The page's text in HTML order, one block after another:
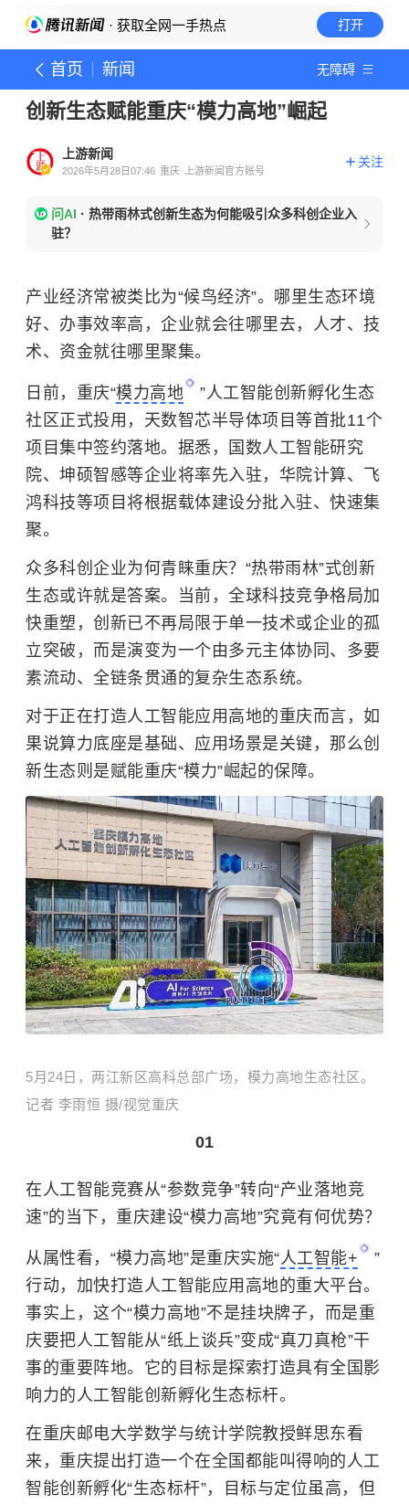
· 获取全网一手热点 打开
首页 新闻 无障碍
创新生态赋能重庆“模力高地”崛起
上游新闻
2026年5月28日07:46 重庆 上游新闻官方账号
关注
问AI · 热带雨林式创新生态为何能吸引众多科创企业入
驻？
产业经济常被类比为“候鸟经济”。哪里生态环境
好、办事效率高，企业就会往哪里去，人才、技
术、资金就往哪里聚集。
日前，重庆“模力高地
”人工智能创新孵化生态
社区正式投用，天数智芯半导体项目等首批11个
项目集中签约落地。据悉，国数人工智能研究
院、坤硕智感等企业将率先入驻，华院计算、飞
鸿科技等项目将根据载体建设分批入驻、快速集
聚。
众多科创企业为何青睐重庆？“热带雨林”式创新
生态或许就是答案。当前，全球科技竞争格局加
快重塑，创新已不再局限于单一技术或企业的孤
立突破，而是演变为一个由多元主体协同、多要
素流动、全链条贯通的复杂生态系统。
对于正在打造人工智能应用高地的重庆而言，如
果说算力底座是基础、应用场景是关键，那么创
新生态则是赋能重庆“模力”崛起的保障。
5月24日，两江新区高科总部广场，模力高地生态社区。
记者 李雨恒 摄/视觉重庆
01
在人工智能竞赛从“参数竞争”转向“产业落地竞
速”的当下，重庆建设“模力高地”究竟有何优势？
从属性看，“模力高地”是重庆实施“人工智能+
”
行动，加快打造人工智能应用高地的重大平台。
事实上，这个“模力高地”不是挂块牌子，而是重
庆要把人工智能从“纸上谈兵”变成“真刀真枪”干
事的重要阵地。它的目标是探索打造具有全国影
响力的人工智能创新孵化生态标杆。
在重庆邮电大学数学与统计学院教授鲜思东看
来，重庆提出打造一个在全国都能叫得响的人工
智能创新孵化“生态标杆”，目标与定位虽高，但